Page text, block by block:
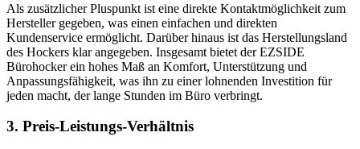
Als zusätzlicher Pluspunkt ist eine direkte Kontaktmöglichkeit zum
Hersteller gegeben, was einen einfachen und direkten
Kundenservice ermöglicht. Darüber hinaus ist das Herstellungsland
des Hockers klar angegeben. Insgesamt bietet der EZSIDE
Bürohocker ein hohes Maß an Komfort, Unterstützung und
Anpassungsfähigkeit, was ihn zu einer lohnenden Investition für
jeden macht, der lange Stunden im Büro verbringt.
3. Preis-Leistungs-Verhältnis